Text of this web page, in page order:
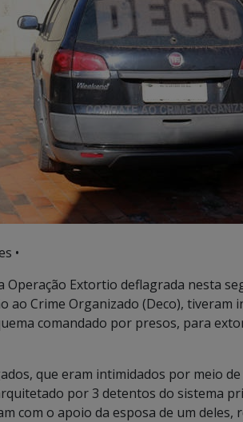
•
Operação Extortio deflagrada nesta
ao Crime Organizado (Deco), tiveram
comandado por presos, para
que eram intimidados por meio
por 3 detentos do sistema
com o apoio da esposa de um deles,